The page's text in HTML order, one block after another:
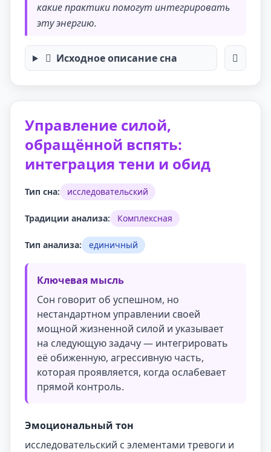
какие практики помогут интегрировать
эту энергию.
Исходное описание сна
Управление силой,
обращённой вспять:
интеграция тени и обид
Тип сна: исследовательский
Традиции анализа: Комплексная
Тип анализа: единичный
Ключевая мысль
Сон говорит об успешном, но
нестандартном управлении своей
мощной жизненной силой и указывает
на следующую задачу — интегрировать
её обиженную, агрессивную часть,
которая проявляется, когда ослабевает
прямой контроль.
Эмоциональный тон
исследовательский с элементами тревоги и